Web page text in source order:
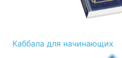
Каббала для начинающих